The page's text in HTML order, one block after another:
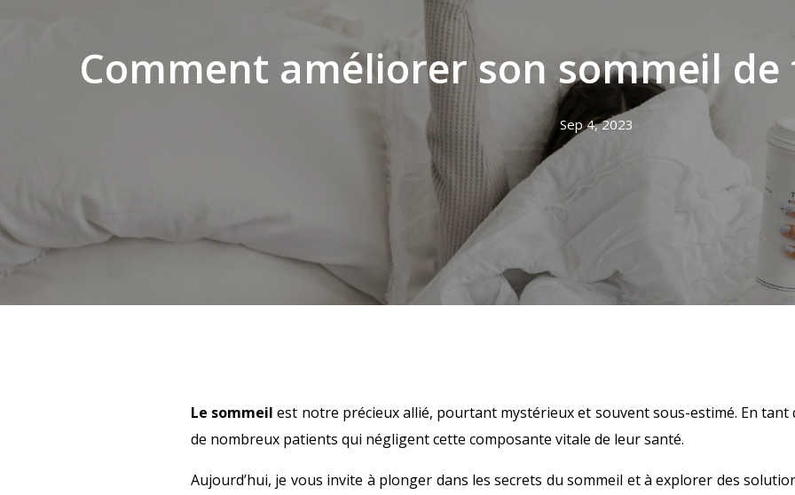
Comment améliorer son sommeil
Sep 4, 2023
Le sommeil est notre précieux allié, pourtant mystérieux et souvent sous-estimé. En tant
de nombreux patients qui négligent cette composante vitale de leur santé.
Aujourd’hui, je vous invite à plonger dans les secrets du sommeil et à explorer des